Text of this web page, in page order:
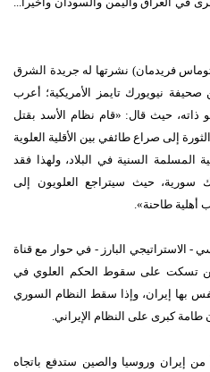
فريدمان) نشرتها له جريدة الشرق
7/2012م) نقلاً عن صحيفة نيويورك تايمز الأمريكية؛ أعرب
ذاته، حيث قال: «قام نظام الأسد بقتل
إلى صراع طائفي بين الأقلية العلوية
المسلمة السنية في البلاد، ولهذا فقد
سورية، حيث سيتراجع العلويون إلى
أهلية طاحنة».
- الاستراتيجي البارز - في حوار مع قناة
أن إيران لن تسكت على سقوط الحكم العلوي في
بها إيران، وإذا سقط النظام السوري
كبرى على النظام الإيراني.
من إيران وروسيا والصين ستدفع باتجاه